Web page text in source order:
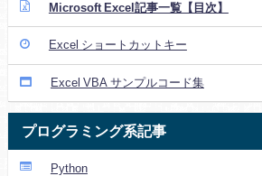
Microsoft Excel記事一覧【目次】
Excel ショートカットキー
Excel VBA サンプルコード集
プログラミング系記事
Python